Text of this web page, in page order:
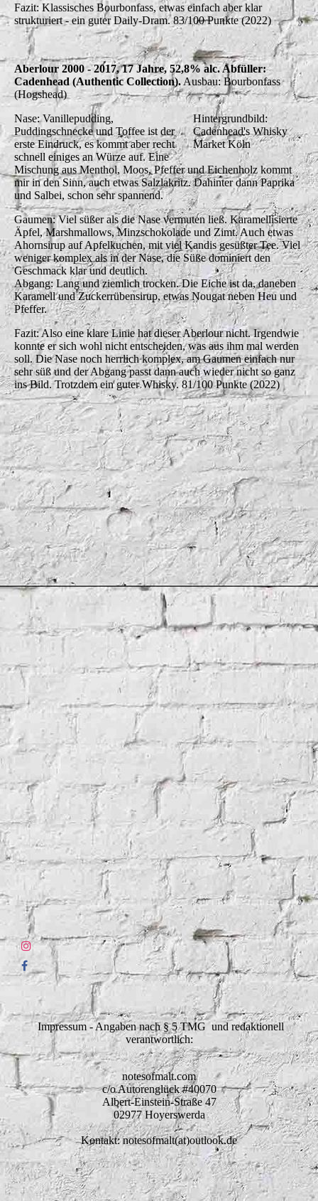
Fazit: Klassisches Bourbonfass, etwas einfach aber klar
strukturiert - ein guter Daily-Dram. 83/100 Punkte (2022)
Aberlour 2000 - 2017, 17 Jahre, 52,8% alc. Abfüller:
Cadenhead (Authentic Collection).Ausbau: Bourbonfass
(Hogshead)
Hintergrundbild:
Cadenhead's Whisky
Market Köln
Nase: Vanillepudding,
Puddingschnecke und Toffee ist der
erste Eindruck, es kommt aber recht
schnell einiges an Würze auf. Eine
Mischung aus Menthol, Moos, Pfeffer und Eichenholz kommt
mir in den Sinn, auch etwas Salzlakritz. Dahinter dann Paprika
und Salbei, schon sehr spannend.
Gaumen: Viel süßer als die Nase vermuten ließ. Karamellisierte
Äpfel, Marshmallows, Minzschokolade und Zimt. Auch etwas
Ahornsirup auf Apfelkuchen, mit viel Kandis gesüßter Tee. Viel
weniger komplex als in der Nase, die Süße dominiert den
Geschmack klar und deutlich.
Abgang: Lang und ziemlich trocken. Die Eiche ist da, daneben
Karamell und Zuckerrübensirup, etwas Nougat neben Heu und
Pfeffer.
Fazit: Also eine klare Linie hat dieser Aberlour nicht. Irgendwie
konnte er sich wohl nicht entscheiden, was aus ihm mal werden
soll. Die Nase noch herrlich komplex, am Gaumen einfach nur
sehr süß und der Abgang passt dann auch wieder nicht so ganz
ins Bild. Trotzdem ein guter Whisky. 81/100 Punkte (2022)
Impressum - Angaben nach § 5 TMG und redaktionell
verantwortlich:
notesofmalt.com
c/o Autorenglück #40070
Albert-Einstein-Straße 47
02977 Hoyerswerda
Kontakt: notesofmalt(at)outlook.de